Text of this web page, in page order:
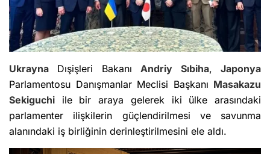
Ukrayna Dışişleri BakanıAndriy Sıbiha,Japonya
Parlamentosu Danışmanlar Meclisi Başkanı Masakazu
Sekiguchi ile bir araya gelerek iki ülke arasındaki
parlamenter ilişkilerin güçlendirilmesi ve savunma
alanındaki iş birliğinin derinleştirilmesini ele aldı.